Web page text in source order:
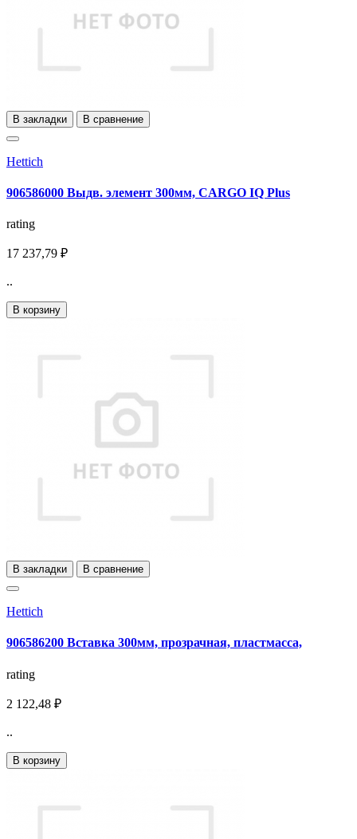
В закладки В сравнение
Hettich
906586000 Выдв. элемент 300мм, CARGO IQ Plus
rating
17 237,79 ₽
..
В корзину
В закладки В сравнение
Hettich
906586200 Вставка 300мм, прозрачная, пластмасса,
rating
2 122,48 ₽
..
В корзину